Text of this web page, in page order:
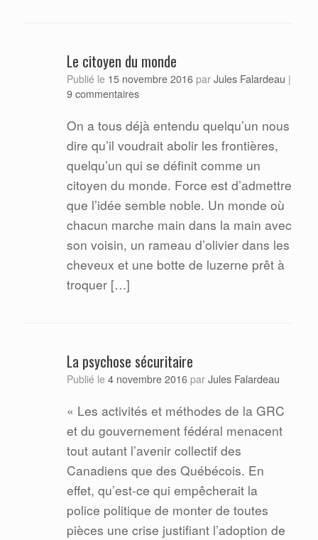
Le citoyen du monde
Publié le 15 novembre 2016 par Jules Falardeau |
9 commentaires
On a tous déjà entendu quelqu’un nous
dire qu’il voudrait abolir les frontières,
quelqu’un qui se définit comme un
citoyen du monde. Force est d’admettre
que l’idée semble noble. Un monde où
chacun marche main dans la main avec
son voisin, un rameau d’olivier dans les
cheveux et une botte de luzerne prêt à
troquer […]
La psychose sécuritaire
Publié le 4 novembre 2016 par Jules Falardeau
« Les activités et méthodes de la GRC
et du gouvernement fédéral menacent
tout autant l’avenir collectif des
Canadiens que des Québécois. En
effet, qu’est-ce qui empêcherait la
police politique de monter de toutes
pièces une crise justifiant l’adoption de